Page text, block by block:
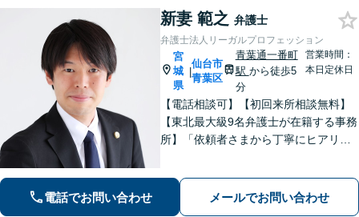
新妻 範之 弁護士
弁護士法人リーガルプロフェッション
宮
城
県
|
仙台市
青葉区
青葉通一番町
駅 から徒歩5
分
営業時間：
本日定休日
【電話相談可】【初回来所相談無料】
【東北最大級9名弁護士が在籍する事務
所】「依頼者さまから丁寧にヒアリン
可」多角的な視点で労働問題をサポー
ト【休日夜間相談可】【完全個室対
電話でお問い合わせ メールでお問い合わせ